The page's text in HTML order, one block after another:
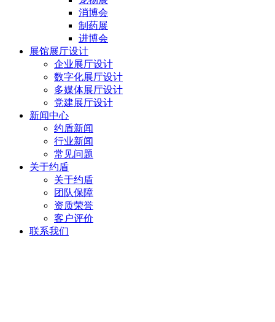
消博会
制药展
进博会
展馆展厅设计
企业展厅设计
数字化展厅设计
多媒体展厅设计
党建展厅设计
新闻中心
约盾新闻
行业新闻
常见问题
关于约盾
关于约盾
团队保障
资质荣誉
客户评价
联系我们